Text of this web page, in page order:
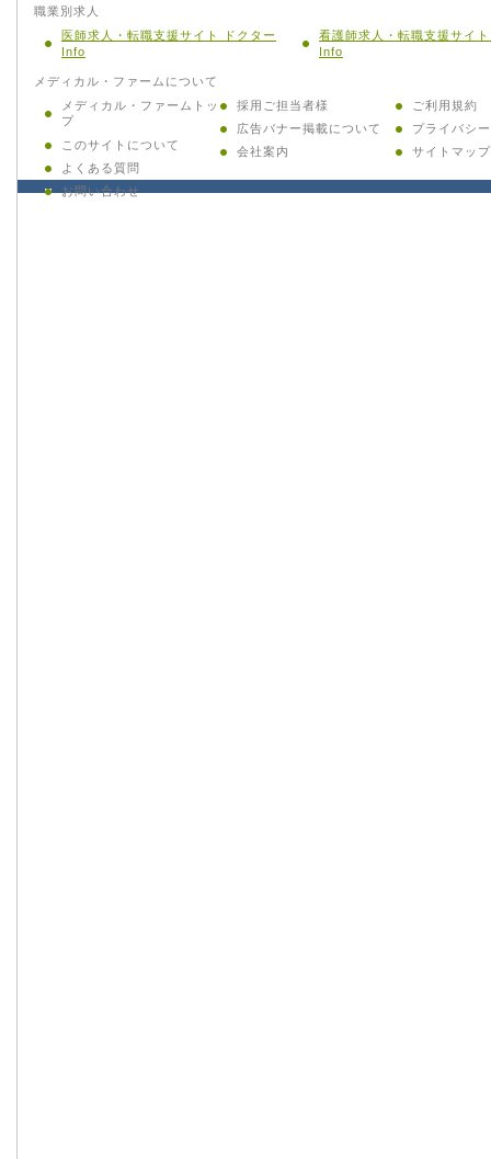
職業別求人
医師求人・転職支援サイト ドクター
Info
看護師求人・転職支援サイ
Info
メディカル・ファームについて
メディカル・ファームトッ
プ
このサイトについて
よくある質問
お問い合わせ
採用ご担当者様
広告バナー掲載について
会社案内
ご利用規約
プライバシ
サイトマップ